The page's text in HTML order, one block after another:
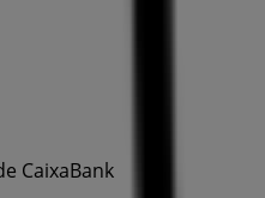
CaixaBank